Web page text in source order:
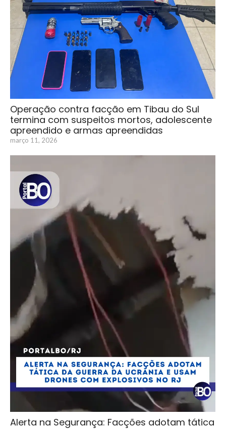
Operação contra facção em Tibau do Sul
termina com suspeitos mortos, adolescente
apreendido e armas apreendidas
março 11, 2026
Alerta na Segurança: Facções adotam tática